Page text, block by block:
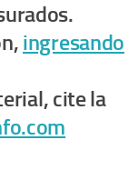
ingresando
cite la